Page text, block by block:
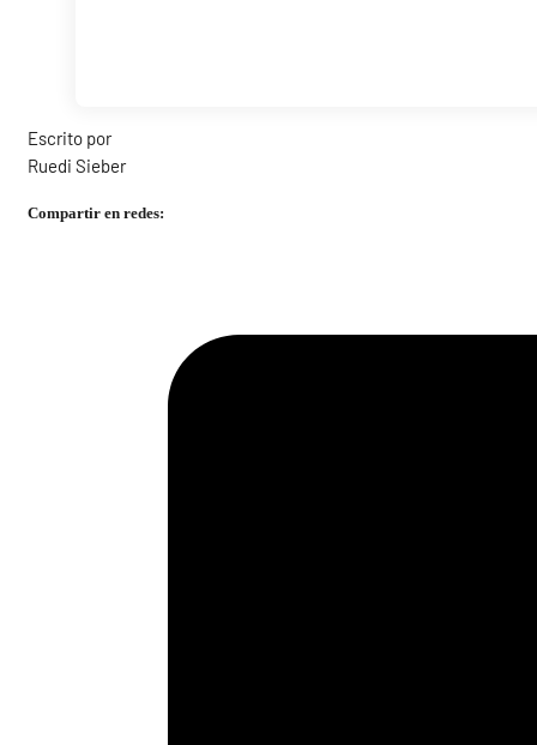
Escrito por
Ruedi Sieber
Compartir en redes: